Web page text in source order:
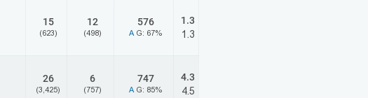
15
(623)
12
(498)
576
A G: 67%
1.3
1.3
26
(3,425)
6
(757)
747
A G: 85%
4.3
4.5